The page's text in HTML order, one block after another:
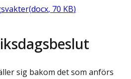
(docx, 70 KB)
sig bakom det som anförs